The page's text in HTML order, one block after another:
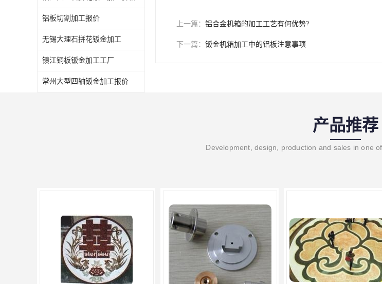
铝板切割加工报价
无锡大理石拼花钣金加工
镇江铜板钣金加工工厂
常州大型四轴钣金加工报价
上一篇： 铝合金机箱的加工工艺有何优势?
下一篇： 钣金机箱加工中的铝板注意事项
产品推荐
Development, design, production and sales in one